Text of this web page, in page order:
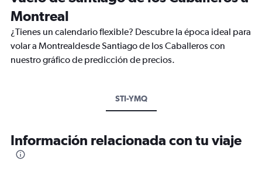
Montreal
¿Tienes un calendario flexible? Descubre la época ideal para
volar a Montrealdesde Santiago de los Caballeros con
nuestro gráfico de predicción de precios.
STI-YMQ
Información relacionada con tu viaje